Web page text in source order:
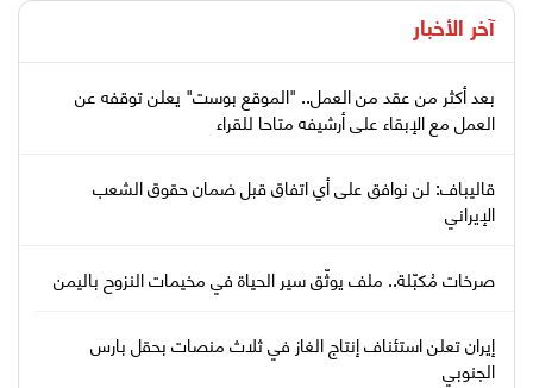
آخر الأخبار
بعد أكثر من عقد من العمل.. "الموقع بوست" يعلن توقفه عن
العمل مع الإبقاء على أرشيفه متاحا للقراء
قاليباف: لن نوافق على أي اتفاق قبل ضمان حقوق الشعب
الإيراني
صرخات مُكبّلة.. ملف يوثّق سير الحياة في مخيمات النزوح باليمن
إيران تعلن استئناف إنتاج الغاز في ثلاث منصات بحقل بارس
الجنوبي